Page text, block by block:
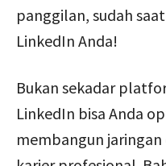
panggilan, sudah
LinkedIn Anda!
Bukan sekadar
LinkedIn bisa Anda
membangun